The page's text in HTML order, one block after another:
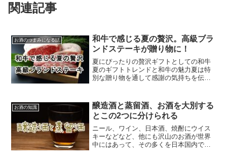
関連記事
お酒のつまみになる話
和牛で感じる夏の贅沢。高級ブラ
ンドステーキが贈り物に！
夏にぴったりの贅沢ギフトとしての和牛
夏のギフトトレンドと和牛の魅力夏は特
別な贈り物を通して感謝の気持ちを伝え
を兼ね備えた贈り物として人気を集めて
います。
お酒の知識
醸造酒と蒸留酒、お酒を大別する
とこの2つに分けられる
ニール、ワイン、日本酒、焼酎にウイス
キーなどなど、他にも沢山のお酒が世界
中にはあって、その多くを日本国内で買